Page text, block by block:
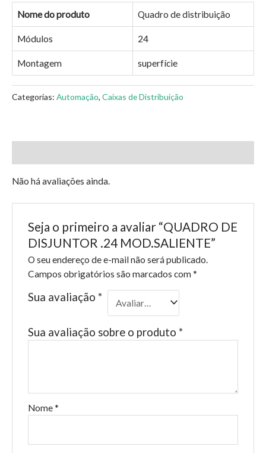
Nome do produto Quadro de distribuição
Módulos 24
Montagem superfície
Categorias: Automação, Caixas de Distribuição
Não há avaliações ainda.
Seja o primeiro a avaliar “QUADRO DE
DISJUNTOR .24 MOD.SALIENTE”
O seu endereço de e-mail não será publicado.
Campos obrigatórios são marcados com *
Sua avaliação *
Sua avaliação sobre o produto *
Nome *